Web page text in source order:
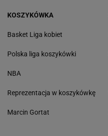
KOSZYKÓWKA
Basket Liga kobiet
Polska liga koszykówki
NBA
Reprezentacja w koszykówkę
Marcin Gortat